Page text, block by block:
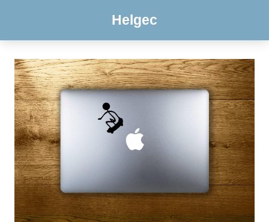
Helgec